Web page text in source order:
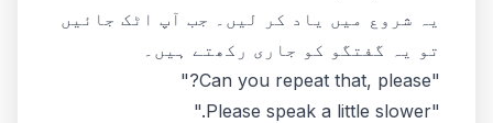
یہ شروع میں یاد کر لیں۔ جب آپ اٹک جائیں
تو یہ گفتگو کو جاری رکھتے ہیں۔
"Can you repeat that, please?"
"Please speak a little slower."